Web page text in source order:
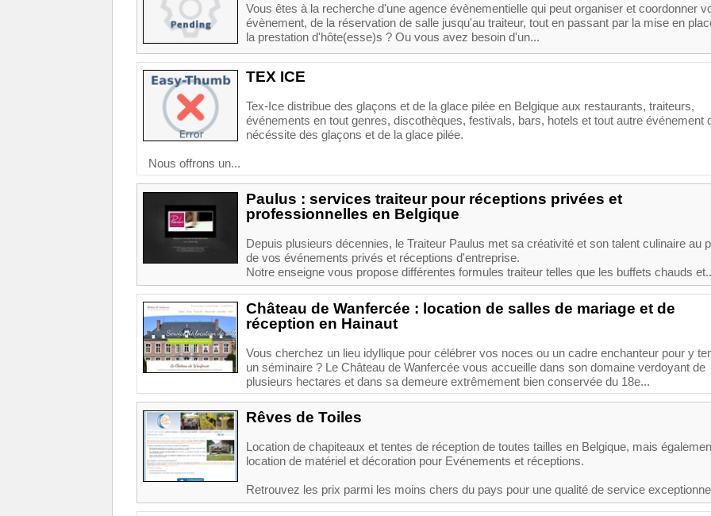
Vous êtes à la recherche d'une agence évènementielle qui peut organiser et coordonner
évènement, de la réservation de salle jusqu'au traiteur, tout en passant par la mise en
la prestation d'hôte(esse)s ? Ou vous avez besoin d'un...
TEX ICE
Tex-Ice distribue des glaçons et de la glace pilée en Belgique aux restaurants, traiteurs,
événements en tout genres, discothèques, festivals, bars, hotels et tout autre événement
nécéssite des glaçons et de la glace pilée.
Nous offrons un...
Paulus : services traiteur pour réceptions privées et
professionnelles en Belgique
Depuis plusieurs décennies, le Traiteur Paulus met sa créativité et son talent culinaire au
de vos événements privés et réceptions d'entreprise.
Notre enseigne vous propose différentes formules traiteur telles que les buffets chauds
Château de Wanfercée : location de salles de mariage et de
réception en Hainaut
Vous cherchez un lieu idyllique pour célébrer vos noces ou un cadre enchanteur pour y
un séminaire ? Le Château de Wanfercée vous accueille dans son domaine verdoyant de
plusieurs hectares et dans sa demeure extrêmement bien conservée du 18e...
Rêves de Toiles
Location de chapiteaux et tentes de réception de toutes tailles en Belgique, mais
location de matériel et décoration pour Evénements et réceptions.
Retrouvez les prix parmi les moins chers du pays pour une qualité de service